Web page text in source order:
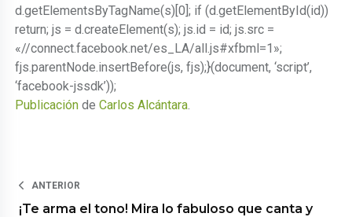
d.getElementsByTagName(s)[0]; if (d.getElementById(id))
return; js = d.createElement(s); js.id = id; js.src =
«//connect.facebook.net/es_LA/all.js#xfbml=1»;
fjs.parentNode.insertBefore(js, fjs);}(document, ‘script’,
‘facebook-jssdk’));
Publicación deCarlos Alcántara.
ANTERIOR
¡Te arma el tono! Mira lo fabuloso que canta y